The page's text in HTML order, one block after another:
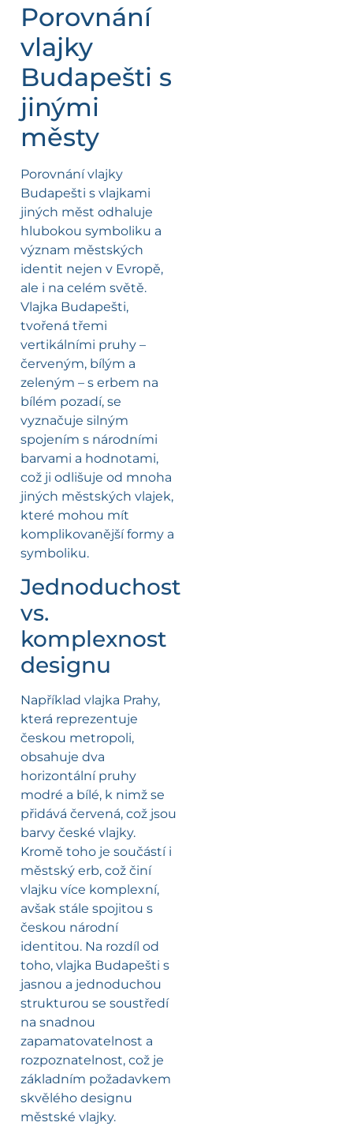
Porovnání
vlajky
Budapešti s
jinými
městy
Porovnání vlajky
Budapešti s vlajkami
jiných měst odhaluje
hlubokou symboliku a
význam městských
identit nejen v Evropě,
ale i na celém světě.
Vlajka Budapešti,
tvořená třemi
vertikálními pruhy –
červeným, bílým a
zeleným – s erbem na
bílém pozadí, se
vyznačuje silným
spojením s národními
barvami a hodnotami,
což ji odlišuje od mnoha
jiných městských vlajek,
které mohou mít
komplikovanější formy a
symboliku.
Jednoduchost
vs.
komplexnost
designu
Například vlajka Prahy,
která reprezentuje
českou metropoli,
obsahuje dva
horizontální pruhy
modré a bílé, k nimž se
přidává červená, což jsou
barvy české vlajky.
Kromě toho je součástí i
městský erb, což činí
vlajku více komplexní,
avšak stále spojitou s
českou národní
identitou. Na rozdíl od
toho, vlajka Budapešti s
jasnou a jednoduchou
strukturou se soustředí
na snadnou
zapamatovatelnost a
rozpoznatelnost, což je
základním požadavkem
skvělého designu
městské vlajky.